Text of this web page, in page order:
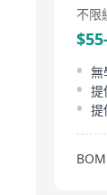
不限
無
提
提